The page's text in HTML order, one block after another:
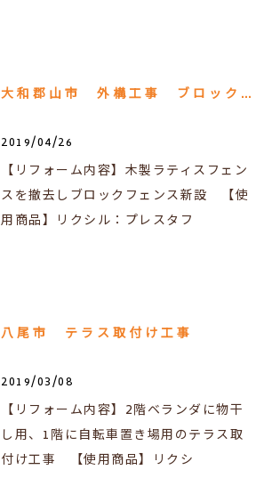
大和郡山市 外構工事 ブロックフェンス
2019/04/26
【リフォーム内容】木製ラティスフェン
スを撤去しブロックフェンス新設 【使
用商品】リクシル：プレスタフ
八尾市 テラス取付け工事
2019/03/08
【リフォーム内容】2階ベランダに物干
し用、1階に自転車置き場用のテラス取
付け工事 【使用商品】リクシ